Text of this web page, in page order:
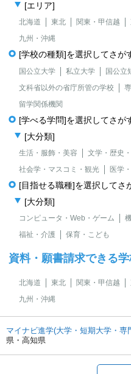
[エリア]
北海道 東北 関東・甲信越
九州・沖縄
[学校の種類]を選択してさが
国公立大学 私立大学 国公立
文科省以外の省庁所管の学校
留学関係機関
[学べる学問]を選択してさが
[大分類]
生活・服飾・美容 文学・歴史
社会学・マスコミ・観光
医学
[目指せる職種]を選択してさ
[大分類]
コンピュータ・Web・ゲーム
福祉・介護
保育・こども
資料・願書請求できる
北海道 東北 関東・甲信越
九州・沖縄
マイナビ進学(大学・短期大学・専
県・高知県